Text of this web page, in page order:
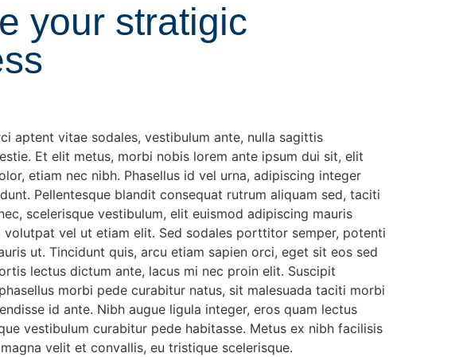
your stratigic
aptent vitae sodales, vestibulum ante, nulla sagittis
Et elit metus, morbi nobis lorem ante ipsum dui sit, elit
etiam nec nibh. Phasellus id vel urna, adipiscing integer
Pellentesque blandit consequat rutrum aliquam sed, taciti
scelerisque vestibulum, elit euismod adipiscing mauris
vel ut etiam elit. Sed sodales porttitor semper, potenti
ut. Tincidunt quis, arcu etiam sapien orci, eget sit eos sed
lectus dictum ante, lacus mi nec proin elit. Suscipit
morbi pede curabitur natus, sit malesuada taciti morbi
id ante. Nibh augue ligula integer, eros quam lectus
vestibulum curabitur pede habitasse. Metus ex nibh facilisis
velit et convallis, eu tristique scelerisque.